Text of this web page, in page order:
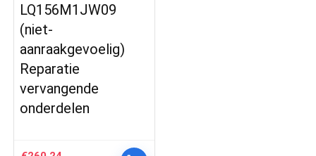
LQ156M1JW09
(niet-
aanraakgevoelig)
Reparatie
vervangende
onderdelen